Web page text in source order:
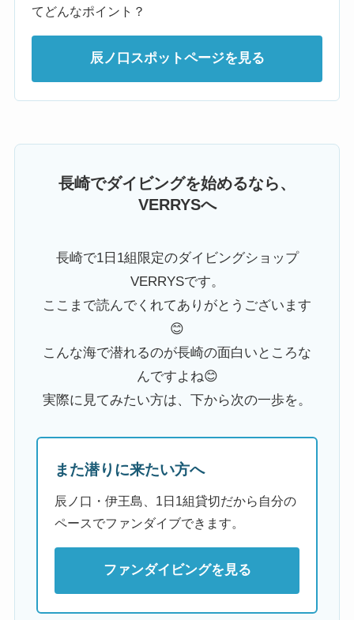
てどんなポイント？
辰ノ口スポットページを見る
長崎でダイビングを始めるなら、
VERRYSへ
長崎で1日1組限定のダイビングショップ
VERRYSです。
ここまで読んでくれてありがとうございます
😊
こんな海で潜れるのが長崎の面白いところな
んですよね😊
実際に見てみたい方は、下から次の一歩を。
また潜りに来たい方へ
辰ノ口・伊王島、1日1組貸切だから自分の
ペースでファンダイブできます。
ファンダイビングを見る